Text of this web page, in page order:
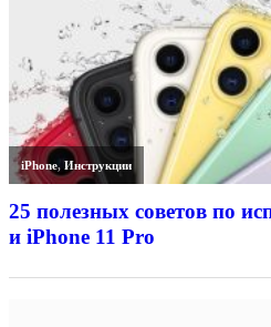
iPhone,Инструкции
25 полезных советов по
и iPhone 11 Pro